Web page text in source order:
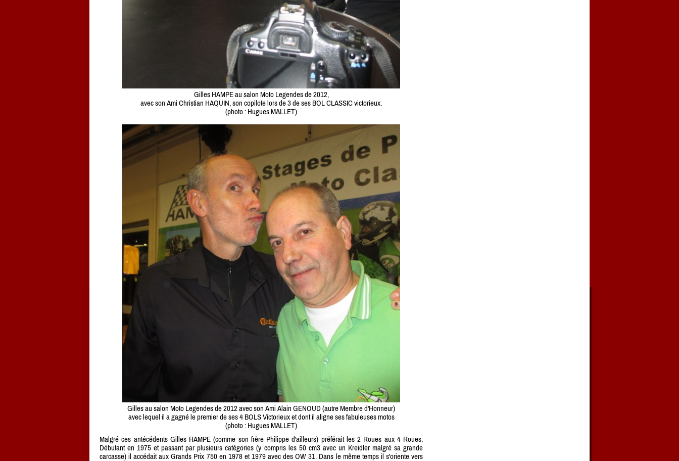
Gilles HAMPE au salon Moto Legendes de 2012,
avec son Ami Christian HAQUIN, son copilote lors de 3 de ses BOL CLASSIC victorieux.
(photo : Hugues MALLET)
Gilles au salon Moto Legendes de 2012 avec son Ami Alain GENOUD (autre Membre d'Honneur)
avec lequel il a gagné le premier de ses 4 BOLS Victorieux et dont il aligne ses fabuleuses motos
(photo : Hugues MALLET)
Malgré ces antécédents Gilles HAMPE (comme son frère Philippe d'ailleurs) préférait les 2 Roues aux 4 Roues.
Débutant en 1975 et passant par plusieurs catégories (y compris les 50 cm3 avec un Kreidler malgré sa grande
carcasse) il accédait aux Grands Prix 750 en 1978 et 1979 avec des OW 31. Dans le même temps il s'oriente vers